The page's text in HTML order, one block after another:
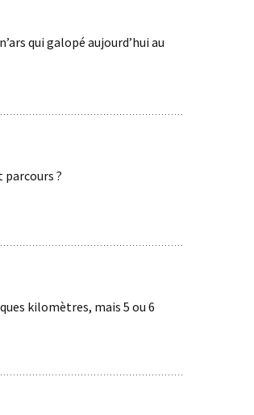
qui galopé aujourd’hui au
?
kilomètres, mais 5 ou 6